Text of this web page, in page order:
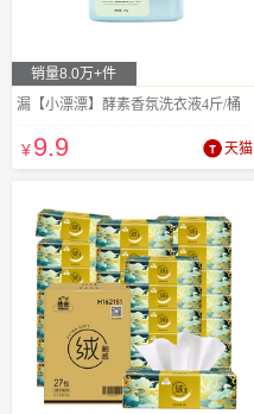
销量8.0万+件
漏【小漂漂】酵素香氛洗衣液4斤/桶
¥9.9 天猫